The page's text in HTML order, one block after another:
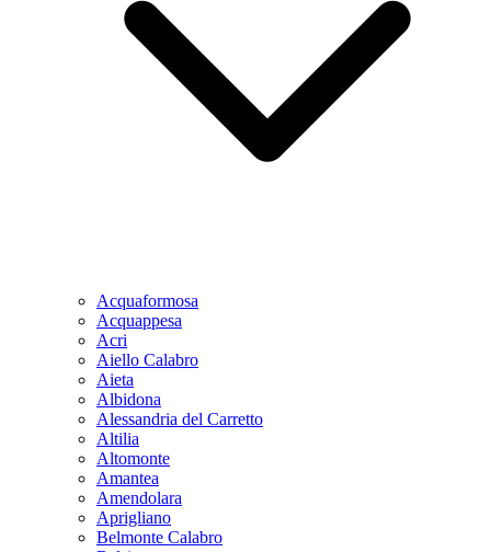
Acquaformosa
Acquappesa
Acri
Aiello Calabro
Aieta
Albidona
Alessandria del Carretto
Altilia
Altomonte
Amantea
Amendolara
Aprigliano
Belmonte Calabro